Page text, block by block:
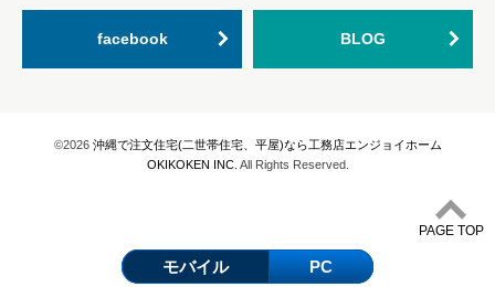
facebook BLOG
©2026 沖縄で注文住宅(二世帯住宅、平屋)なら工務店エンジョイホーム
OKIKOKEN INC. All Rights Reserved.
PAGE TOP
モバイル PC